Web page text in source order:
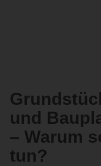
und
– Warum
tun?